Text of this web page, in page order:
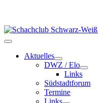
Aktuelles
DWZ / Elo
Links
Südstadtforum
Termine
Links